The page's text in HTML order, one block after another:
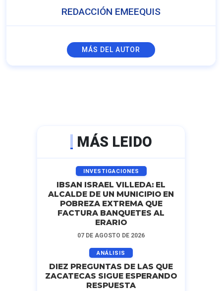
REDACCIÓN EMEEQUIS
MÁS DEL AUTOR
MÁS LEIDO
INVESTIGACIONES
IBSAN ISRAEL VILLEDA: EL
ALCALDE DE UN MUNICIPIO EN
POBREZA EXTREMA QUE
FACTURA BANQUETES AL
ERARIO
07 DE AGOSTO DE 2026
ANÁLISIS
DIEZ PREGUNTAS DE LAS QUE
ZACATECAS SIGUE ESPERANDO
RESPUESTA